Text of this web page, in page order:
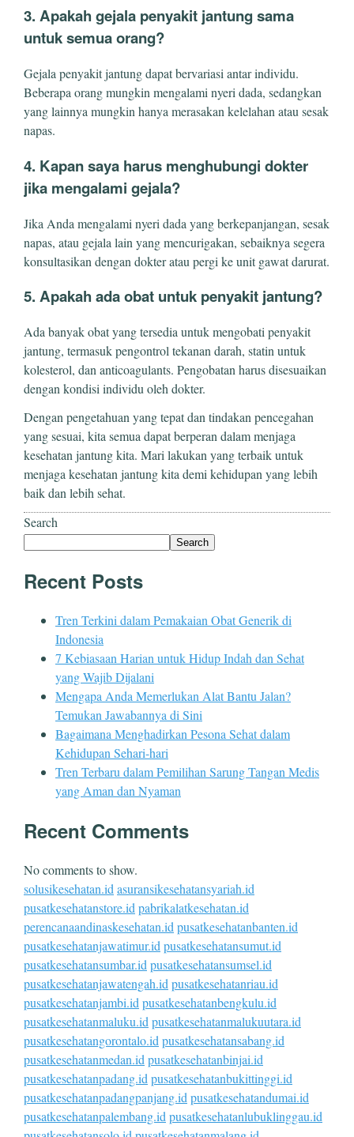
3. Apakah gejala penyakit jantung sama
untuk semua orang?
Gejala penyakit jantung dapat bervariasi antar individu.
Beberapa orang mungkin mengalami nyeri dada, sedangkan
yang lainnya mungkin hanya merasakan kelelahan atau sesak
napas.
4. Kapan saya harus menghubungi dokter
jika mengalami gejala?
Jika Anda mengalami nyeri dada yang berkepanjangan, sesak
napas, atau gejala lain yang mencurigakan, sebaiknya segera
konsultasikan dengan dokter atau pergi ke unit gawat darurat.
5. Apakah ada obat untuk penyakit jantung?
Ada banyak obat yang tersedia untuk mengobati penyakit
jantung, termasuk pengontrol tekanan darah, statin untuk
kolesterol, dan anticoagulants. Pengobatan harus disesuaikan
dengan kondisi individu oleh dokter.
Dengan pengetahuan yang tepat dan tindakan pencegahan
yang sesuai, kita semua dapat berperan dalam menjaga
kesehatan jantung kita. Mari lakukan yang terbaik untuk
menjaga kesehatan jantung kita demi kehidupan yang lebih
baik dan lebih sehat.
Search
Search
Recent Posts
Tren Terkini dalam Pemakaian Obat Generik di
Indonesia
7 Kebiasaan Harian untuk Hidup Indah dan Sehat
yang Wajib Dijalani
Mengapa Anda Memerlukan Alat Bantu Jalan?
Temukan Jawabannya di Sini
Bagaimana Menghadirkan Pesona Sehat dalam
Kehidupan Sehari-hari
Tren Terbaru dalam Pemilihan Sarung Tangan Medis
yang Aman dan Nyaman
Recent Comments
No comments to show.
solusikesehatan.id asuransikesehatansyariah.id
pusatkesehatanstore.id pabrikalatkesehatan.id
perencanaandinaskesehatan.id pusatkesehatanbanten.id
pusatkesehatanjawatimur.id pusatkesehatansumut.id
pusatkesehatansumbar.id pusatkesehatansumsel.id
pusatkesehatanjawatengah.id pusatkesehatanriau.id
pusatkesehatanjambi.id pusatkesehatanbengkulu.id
pusatkesehatanmaluku.id pusatkesehatanmalukuutara.id
pusatkesehatangorontalo.id pusatkesehatansabang.id
pusatkesehatanmedan.id pusatkesehatanbinjai.id
pusatkesehatanpadang.id pusatkesehatanbukittinggi.id
pusatkesehatanpadangpanjang.id pusatkesehatandumai.id
pusatkesehatanpalembang.id pusatkesehatanlubuklinggau.id